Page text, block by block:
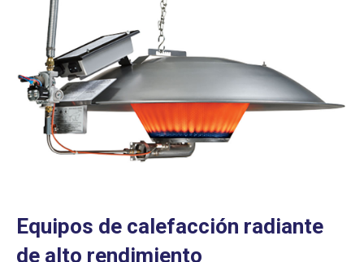
Equipos de calefacción radiante
de alto rendimiento